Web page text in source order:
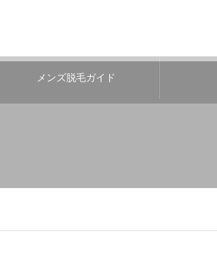
メンズ脱毛ガイド